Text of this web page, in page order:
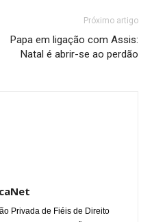
Próximo artigo
Papa em ligação com Assis:
Natal é abrir-se ao perdão
Privada de Fiéis de Direito